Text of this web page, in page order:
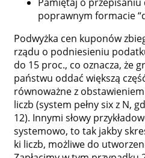
poprawnym formacie
Podwyżka cen kuponów
rządu o podniesieniu
do 15 proc., co oznacza, że
państwu oddać większą
równoważne z
liczb (system pełny six z N,
12). Innymi słowy
systemowo, to tak jakby
ki liczb, możliwe do